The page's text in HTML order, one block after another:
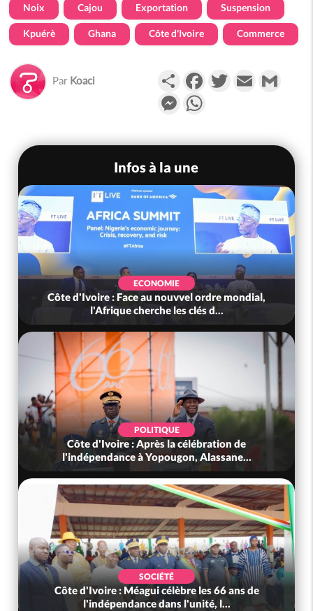
Noix Cajou Exportation Suspension
Kpuérè Ghana Côte d'Ivoire Commerce
Par Koaci PartagerFacebookTwitterEmail
Messenger
Infos à la une
ECONOMIE
Côte d'Ivoire : Face au nouvvel ordre mondial,
l'Afrique cherche les clés d...
POLITIQUE
Côte d'Ivoire : Après la célébration de
l'indépendance à Yopougon, Alassane...
SOCIÉTÉ
Côte d'Ivoire : Méagui célèbre les 66 ans de
l'indépendance dans l'unité, l...